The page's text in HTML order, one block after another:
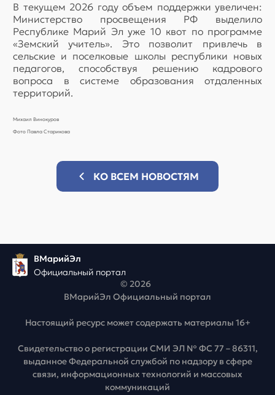
В текущем 2026 году объем поддержки увеличен:
Министерство просвещения РФ выделило
Республике Марий Эл уже 10 квот по программе
«Земский учитель». Это позволит привлечь в
сельские и поселковые школы республики новых
педагогов, способствуя решению кадрового
вопроса в системе образования отдаленных
территорий.
Михаил Винокуров
Фото Павла Старикова
КО ВСЕМ НОВОСТЯМ
ВМарийЭл
Официальный портал
© 2026
ВМарийЭл Официальный портал
Настоящий ресурс может содержать материалы 16+
Свидетельство о регистрации СМИ ЭЛ № ФС 77 – 86311,
выданное Федеральной службой по надзору в сфере
связи, информационных технологий и массовых
коммуникаций